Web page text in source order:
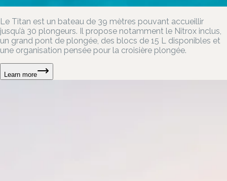
Le Titan est un bateau de 39 mètres pouvant accueillir
jusqu’à 30 plongeurs. Il propose notamment le Nitrox inclus,
un grand pont de plongée, des blocs de 15 L disponibles et
une organisation pensée pour la croisière plongée.
Learn more